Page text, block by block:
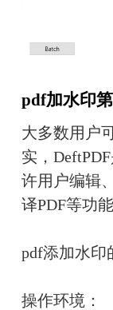
pdf加水印
大多数用户
实，
许用户编辑
译PDF等功能
pdf添加水印
操作环境：